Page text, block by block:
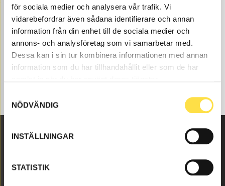
för sociala medier och analysera vår trafik. Vi
vidarebefordrar även sådana identifierare och annan
information från din enhet till de sociala medier och
annons- och analysföretag som vi samarbetar med.
Dessa kan i sin tur kombinera informationen med annan
information som du har tillhandahållit eller som de har
NÖDVÄNDIG
INSTÄLLNINGAR
STATISTIK